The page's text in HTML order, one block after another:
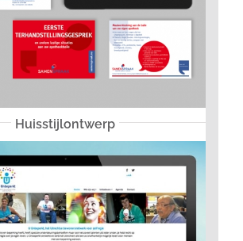
Huisstijlontwerp